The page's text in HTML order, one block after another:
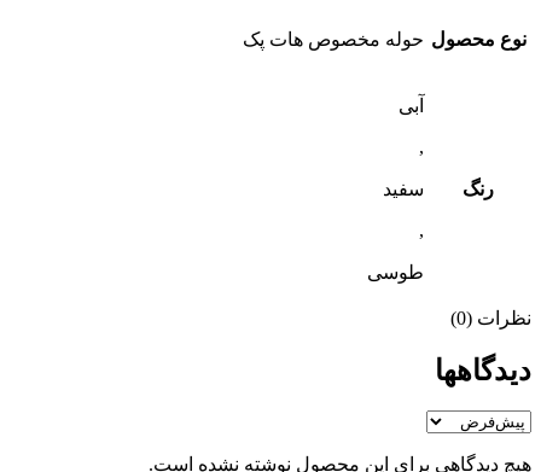
نوع محصول حوله مخصوص هات پک
رنگ
آبی
,
سفید
,
طوسی
نظرات (0)
دیدگاهها
هیچ دیدگاهی برای این محصول نوشته نشده است.